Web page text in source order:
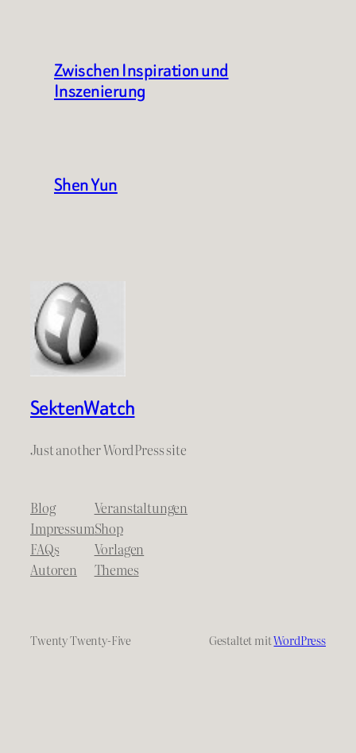
Zwischen Inspiration und
Inszenierung
Shen Yun
SektenWatch
Just another WordPress site
Blog
Impressum
FAQs
Autoren
Veranstaltungen
Shop
Vorlagen
Themes
Twenty Twenty-Five Gestaltet mitWordPress